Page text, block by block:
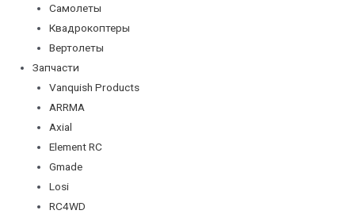
Самолеты
Квадрокоптеры
Вертолеты
Запчасти
Vanquish Products
ARRMA
Axial
Element RC
Gmade
Losi
RC4WD